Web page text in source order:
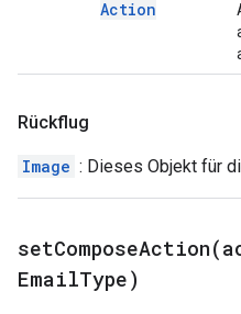
Action
Rückflug
Image : Dieses Objekt für
setComposeAction(
EmailType)